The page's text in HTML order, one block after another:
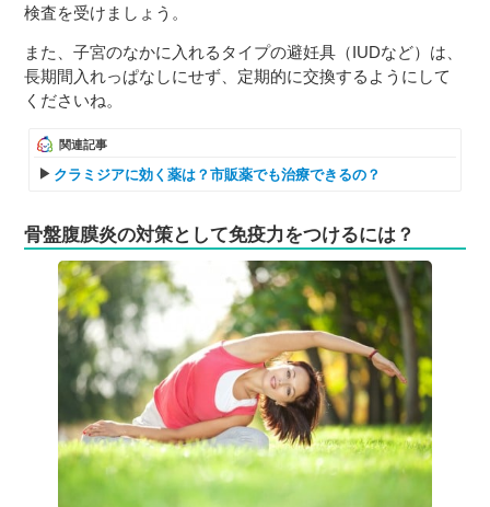
検査を受けましょう。
また、子宮のなかに入れるタイプの避妊具（IUDなど）は、
長期間入れっぱなしにせず、定期的に交換するようにして
くださいね。
関連記事
クラミジアに効く薬は？市販薬でも治療できるの？
骨盤腹膜炎の対策として免疫力をつけるには？